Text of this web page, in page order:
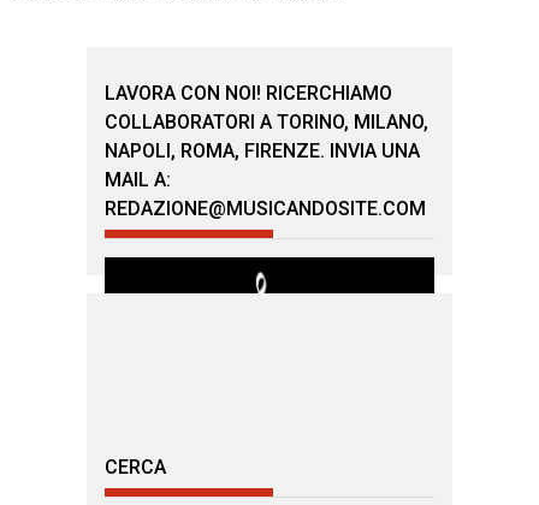
LAVORA CON NOI! RICERCHIAMO
COLLABORATORI A TORINO, MILANO,
NAPOLI, ROMA, FIRENZE. INVIA UNA
MAIL A:
REDAZIONE@MUSICANDOSITE.COM
CERCA